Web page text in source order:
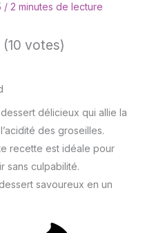
/ 2 minutes de lecture
votes)
délicieux qui allie la
des groseilles.
recette est idéale pour
sans culpabilité.
savoureux en un